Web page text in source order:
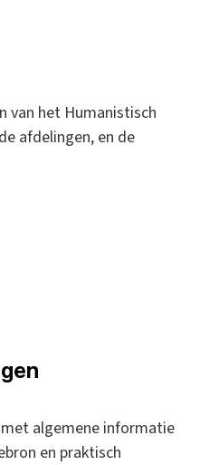
van het Humanistisch
afdelingen, en de
algemene informatie
en praktisch